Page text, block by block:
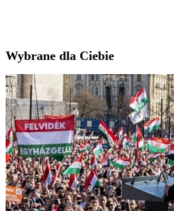
Wybrane dla Ciebie